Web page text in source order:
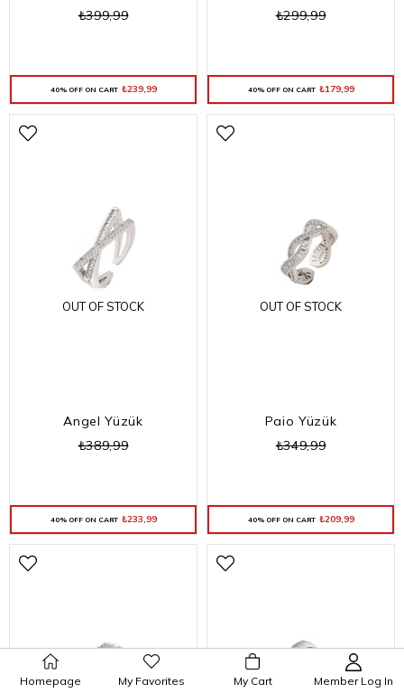
₺399,99
40% OFF ON CART ₺239,99
₺299,99
40% OFF ON CART ₺179,99
OUT OF STOCK
Angel Yüzük
₺389,99
40% OFF ON CART ₺233,99
OUT OF STOCK
Paio Yüzük
₺349,99
40% OFF ON CART ₺209,99
Homepage My Favorites My Cart Member Log In